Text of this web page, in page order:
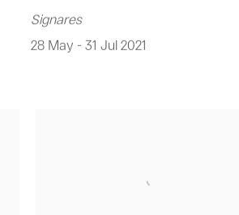
Signares
28 May - 31 Jul 2021